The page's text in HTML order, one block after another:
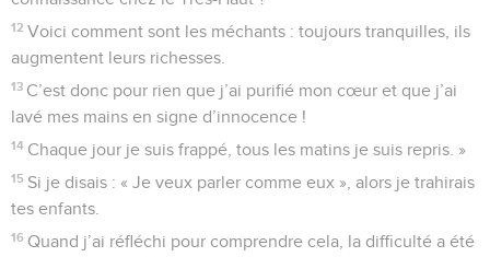
12 Voici comment sont les méchants : toujours tranquilles, ils
augmentent leurs richesses.
13 C’est donc pour rien que j’ai purifié mon cœur et que j’ai
lavé mes mains en signe d’innocence !
14 Chaque jour je suis frappé, tous les matins je suis repris. »
15 Si je disais : « Je veux parler comme eux », alors je trahirais
tes enfants.
16 Quand j’ai réfléchi pour comprendre cela, la difficulté a été